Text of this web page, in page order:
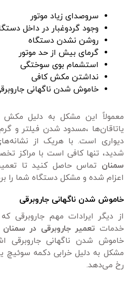
سروصدای زیاد موتور
وجود گردوغبار در داخل
روشن نشدن دستگاه
گرمای بیش از حد موتور
استشمام بوی سوختگی
نداشتن مکش کافی
خاموش شدن ناگهانی
معمولاً این مشکل به دلیل
یاتاقان‌ها ،مسدود شدن فیلتر و
دیواری است. با هریک از
شدید، تنها کافی است با مراکز
سمنان تماس حاصل کنید تا
اعزام شده و مشکل دستگاه شما را
خاموش شدن ناگهانی جاروبرقی
از دیگر ایرادات مهم
خدمات تعمیر جاروبرقی در سمنان
خاموش شدن ناگهانی جاروبرقی
مشکل به دلیل خرابی دکمه
رخ می‌دهد.